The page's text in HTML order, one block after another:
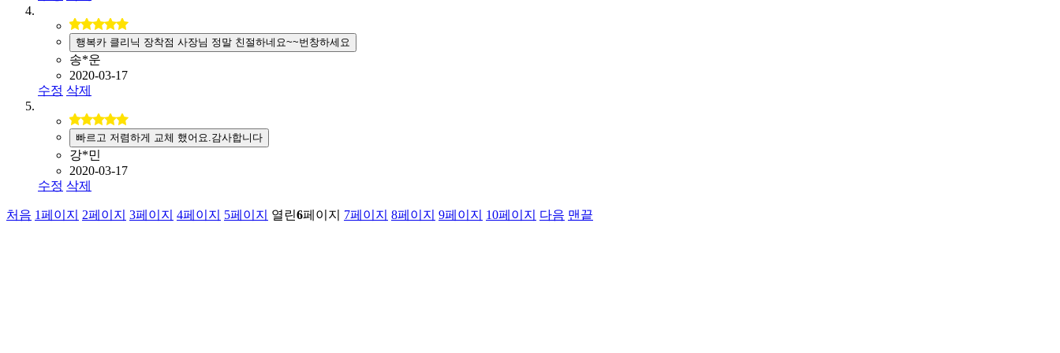
행복카 클리닉 장착점 사장님 정말 친절하네요~~번창하세요
송*운
2020-03-17
수정 삭제
빠르고 저렴하게 교체 했어요.감사합니다
강*민
2020-03-17
수정 삭제
처음 1페이지 2페이지 3페이지 4페이지 5페이지 열린6페이지 7페이지 8페이지 9페이지 10페이지 다음 맨끝